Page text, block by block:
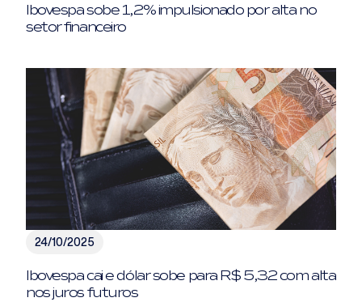
Ibovespa sobe 1,2% impulsionado por alta no
setor financeiro
24/10/2025
Ibovespa cai e dólar sobe para R$ 5,32 com alta
nos juros futuros